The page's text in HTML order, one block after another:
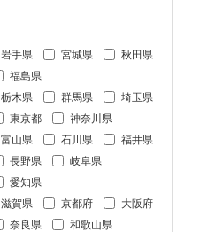
岩手県 宮城県
秋田県
福島県
栃木県 群馬県
埼玉県
東京都 神奈川県
富山県 石川県
福井県
長野県
岐阜県
愛知県
滋賀県 京都府
大阪府
奈良県 和歌山県